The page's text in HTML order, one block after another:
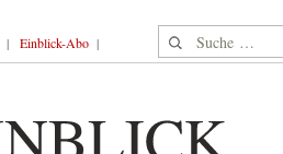
Einblick-Abo Suche nach: